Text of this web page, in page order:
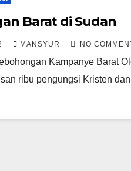
Barat di Sudan
MANSYUR NO
Kampanye Barat
ribu pengungsi Kristen